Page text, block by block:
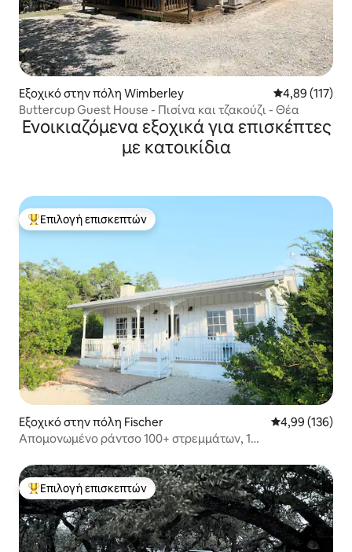
Εξοχικό στην πόλη Wimberley Μέση
4,89 (117)
Buttercup Guest House - Πισίνα και τζακούζι - Θέα
Ενοικιαζόμενα εξοχικά για επισκέπτες
με κατοικίδια
Κορυφαία επιλογή επισκεπτών
Επιλογή επισκεπτών
Εξοχικό στην πόλη Fischer Μέση
4,99 (136)
Απομονωμένο ράντσο 100+ στρεμμάτων, 1
Κορυφαία επιλογή επισκεπτών
Επιλογή επισκεπτών